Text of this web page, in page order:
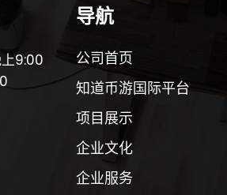
9:00
导航
公司首页
知道币游国际平台
项目展示
企业文化
企业服务